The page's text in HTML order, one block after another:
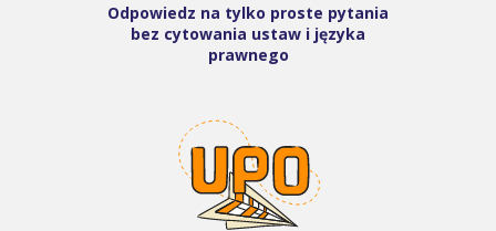
Odpowiedz na tylko proste pytania
bez cytowania ustaw i języka
prawnego